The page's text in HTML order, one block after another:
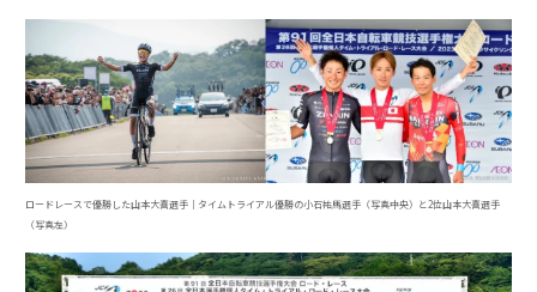
ロードレースで優勝した山本大喜選手｜タイムトライアル優勝の小石祐馬選手（写真中央）と2位山本大喜選手
（写真左）